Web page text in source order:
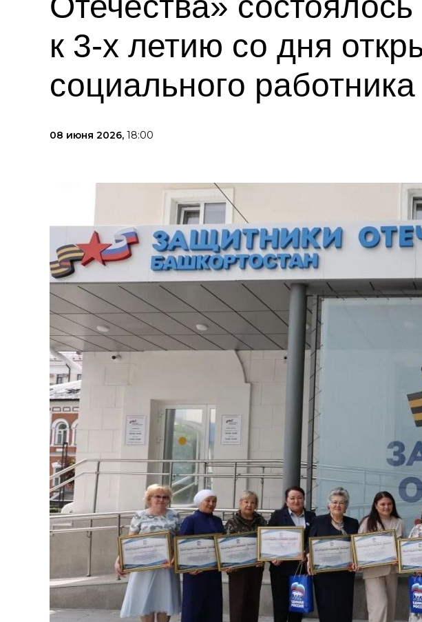
к 3-х летию со дня
социального работника
08 июня 2026, 18:00